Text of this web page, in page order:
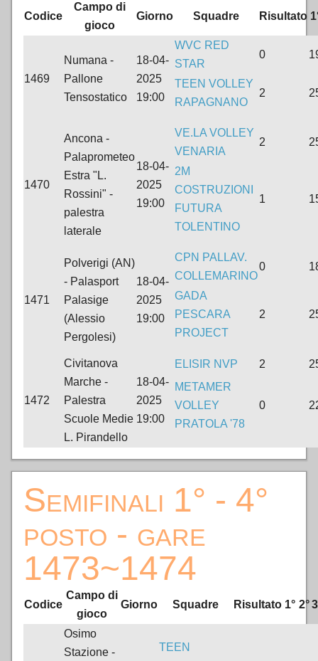
Codice
Campo di
gioco
Giorno Squadre Risultato
1469
Numana -
Pallone
Tensostatico
18-04-
2025
19:00
WVC RED
STAR
0
TEEN VOLLEY
RAPAGNANO
2
1470
Ancona -
Palaprometeo
Estra "L.
Rossini" -
palestra
laterale
18-04-
2025
19:00
VE.LA VOLLEY
VENARIA
2
2M
COSTRUZIONI
FUTURA
TOLENTINO
1
1471
Polverigi (AN)
- Palasport
Palasige
(Alessio
Pergolesi)
18-04-
2025
19:00
CPN PALLAV.
COLLEMARINO
0
GADA
PESCARA
PROJECT
2
1472
Civitanova
Marche -
Palestra
Scuole Medie
L. Pirandello
18-04-
2025
19:00
ELISIR NVP 2
METAMER
VOLLEY
PRATOLA '78
0
Semifinali 1° - 4°
posto - gare
1473~1474
Codice
Campo di
gioco
Giorno Squadre Risultato 1° 2°
Osimo
Stazione -
TEEN